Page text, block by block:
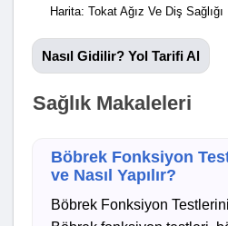
Harita: Tokat Ağız Ve Diş
Nasıl Gidilir? Yol Tarifi Al
Sağlık Makaleleri
Böbrek Fonksiyon
ve Nasıl Yapılır?
Böbrek Fonksiyon